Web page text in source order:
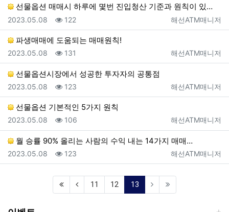
선물옵션 매매시 하루에 몇번 진입청산 기준과 원칙이 있…
등록자
해선ATM매니저
등록일
2023.05.08 조회
122
파생매매에 도움되는 매매원칙!
등록자
해선ATM매니저
등록일
2023.05.08 조회
131
선물옵션시장에서 성공한 투자자의 공통점
등록자
해선ATM매니저
등록일
2023.05.08 조회
123
선물옵션 기본적인 5가지 원칙
등록자
해선ATM매니저
등록일
2023.05.08 조회
106
월 승률 90% 올리는 사람의 수익 내는 14가지 매매…
등록자
해선ATM매니저
등록일
2023.05.08 조회
123
11 12 13(current)